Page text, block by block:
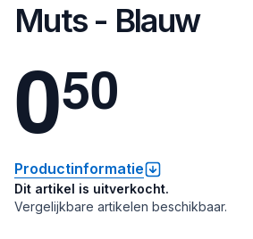
Muts - Blauw
050
Productinformatie
Dit artikel is uitverkocht.
Vergelijkbare artikelen beschikbaar.